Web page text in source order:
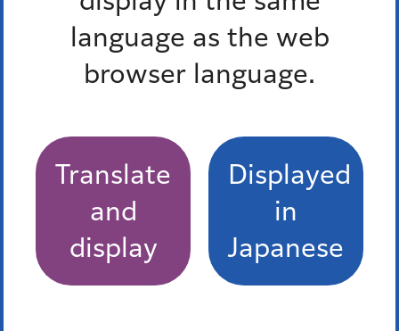
language as the web
browser language.
Translate
and
display
Displayed
in
Japanese